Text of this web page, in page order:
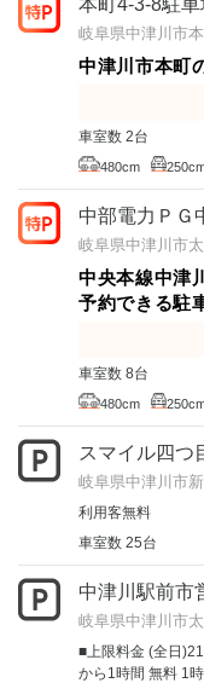
本町4-3-8駐車
岐阜県中津川市
中津川市本町
車室数 2台
480cm
中部電力ＰＧ
岐阜県中津川市
中央本線中津
予約できる駐
車室数 8台
480cm
スマイル四つ
岐阜県中津川市
利用客無料
車室数 25台
中津川駅前市
岐阜県中津川市
■上限料金 (全日
から1時間 無料 1